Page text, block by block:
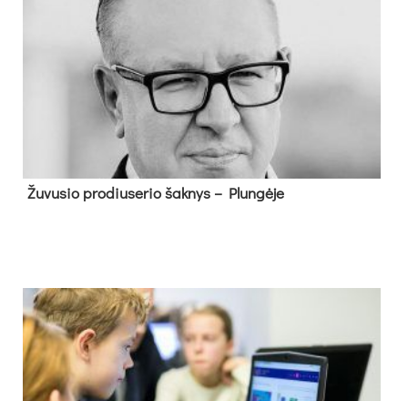
Žu­vu­sio pro­diu­se­rio šak­nys – Plun­gė­je